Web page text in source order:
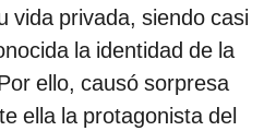
vida privada, siendo casi
la identidad de la
ello, causó sorpresa
ella la protagonista del